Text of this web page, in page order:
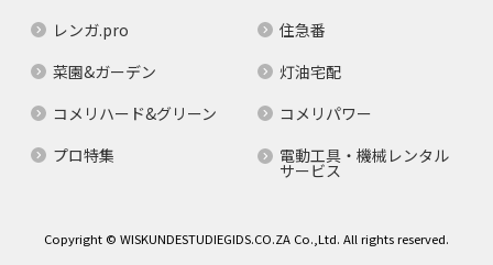
レンガ.pro
住急番
菜園&ガーデン
灯油宅配
コメリハード&グリーン
コメリパワー
プロ特集
電動工具・機械レンタル
サービス
Copyright © WISKUNDESTUDIEGIDS.CO.ZA Co.,Ltd. All rights reserved.